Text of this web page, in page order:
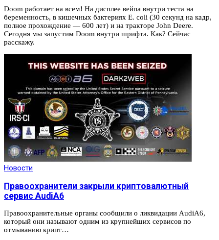
Doom работает на всем! На дисплее вейпа внутри теста на
беременность, в кишечных бактериях E. coli (30 секунд на кадр,
полное прохождение — 600 лет) и на тракторе John Deere.
Сегодня мы запустим Doom внутри шрифта. Как? Сейчас
расскажу.
Новости
Правоохранители закрыли криптовалютный
сервис AudiA6
Правоохранительные органы сообщили о ликвидации AudiA6,
который они называют одним из крупнейших сервисов по
отмыванию крипт…